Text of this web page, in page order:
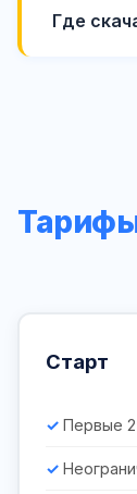
Где
Старт
Первые